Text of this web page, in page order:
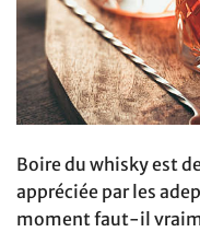
Boire du whisky est
appréciée par les
moment faut-il